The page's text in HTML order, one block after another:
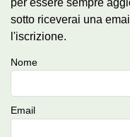
sotto riceverai una
l'iscrizione.
Nome
Email